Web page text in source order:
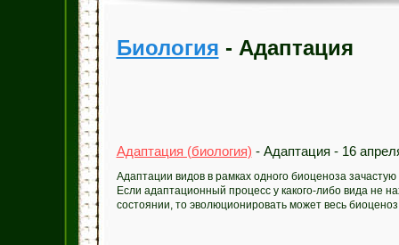
Биология - Адаптация
Адаптация (биология) - Адаптация - 16
Адаптации видов в рамках одного биоценоза зачастую
Если адаптационный процесс у какого-либо вида не
состоянии, то эволюционировать может весь